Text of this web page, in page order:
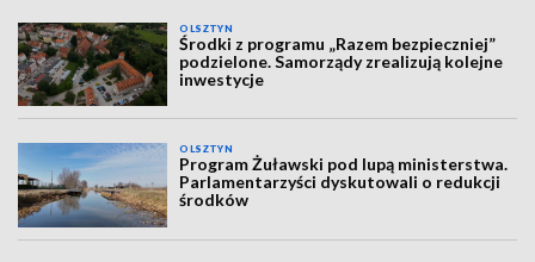
OLSZTYN
Środki z programu „Razem bezpieczniej”
podzielone. Samorządy zrealizują kolejne
inwestycje
OLSZTYN
Program Żuławski pod lupą ministerstwa.
Parlamentarzyści dyskutowali o redukcji
środków